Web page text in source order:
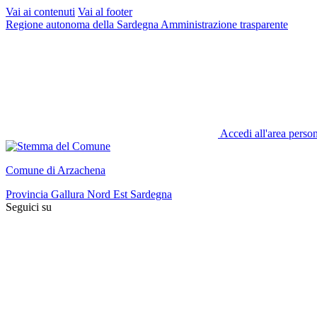
Vai ai contenuti Vai al footer
Regione autonoma della Sardegna Amministrazione trasparente
Accedi all'area
Comune di Arzachena
Provincia Gallura Nord Est Sardegna
Seguici su